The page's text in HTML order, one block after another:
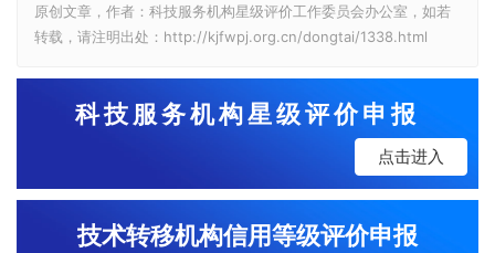
原创文章，作者：科技服务机构星级评价工作委员会办公室，如若
转载，请注明出处：http://kjfwpj.org.cn/dongtai/1338.html
科技服务机构星级评价申报
点击进入
技术转移机构信用等级评价申报